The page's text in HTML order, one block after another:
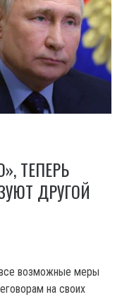
ТЕПЕРЬ
ДРУГОЙ
все возможные меры
на своих